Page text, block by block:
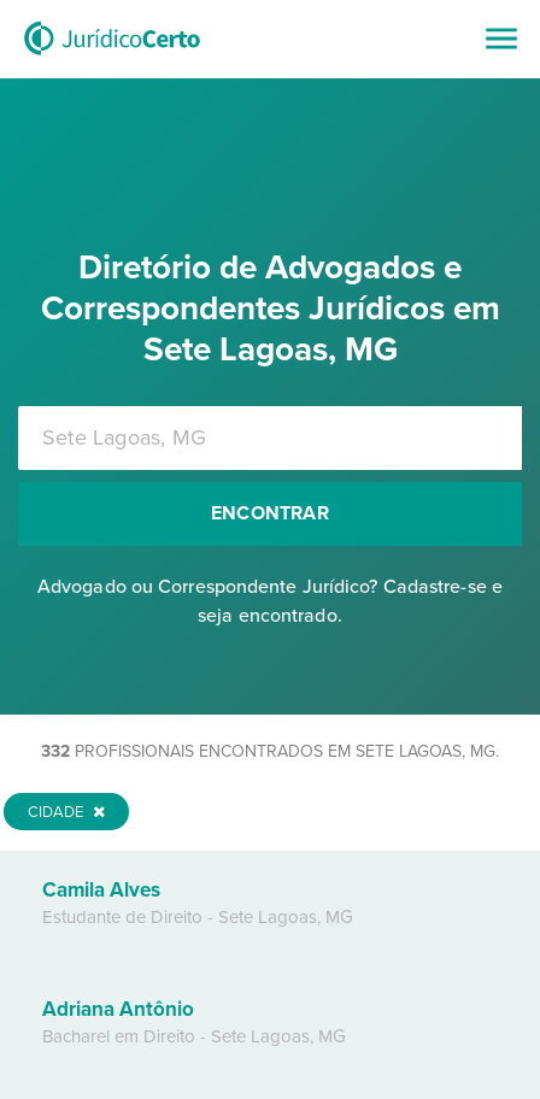
Diretório de Advogados e
Correspondentes Jurídicos em
Sete Lagoas, MG
ENCONTRAR
Advogado ou Correspondente Jurídico? Cadastre-se e
seja encontrado.
332 PROFISSIONAIS ENCONTRADOS EM SETE LAGOAS, MG.
CIDADE
Camila Alves
Estudante de Direito - Sete Lagoas, MG
Adriana Antônio
Bacharel em Direito - Sete Lagoas, MG